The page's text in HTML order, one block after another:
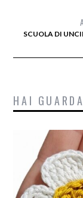
SCUOLA DI
HAI